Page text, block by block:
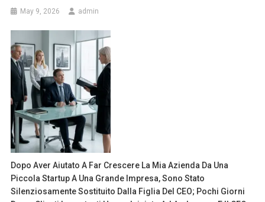
May 9, 2026 admin
Dopo Aver Aiutato A Far Crescere La Mia Azienda Da Una
Piccola Startup A Una Grande Impresa, Sono Stato
Silenziosamente Sostituito Dalla Figlia Del CEO; Pochi Giorni